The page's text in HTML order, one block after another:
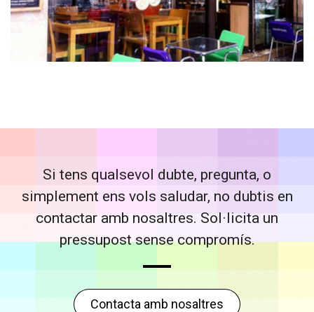
Si tens qualsevol dubte, pregunta, o
simplement ens vols saludar, no dubtis en
contactar amb nosaltres. Sol·licita un
pressupost sense compromís.
Contacta amb nosaltres